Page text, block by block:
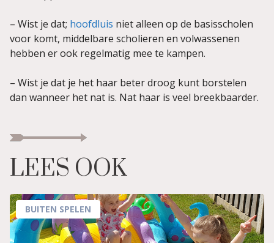
– Wist je dat; hoofdluis niet alleen op de basisscholen
voor komt, middelbare scholieren en volwassenen
hebben er ook regelmatig mee te kampen.
– Wist je dat je het haar beter droog kunt borstelen
dan wanneer het nat is. Nat haar is veel breekbaarder.
LEES OOK
BUITEN SPELEN